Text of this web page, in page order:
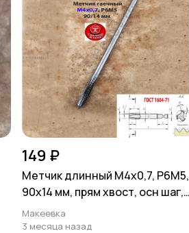
149 ₽
Метчик длинный М4х0,7, Р6М5,
90х14 мм, прям хвост, осн шаг,
СССР..
Макеевка
3 месяца назад